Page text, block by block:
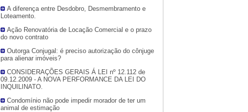
A diferença entre Desdobro, Desmembramento e
Loteamento.
Ação Renovatória de Locação Comercial e o prazo
do novo contrato
Outorga Conjugal: é preciso autorização do cônjuge
para alienar imóveis?
CONSIDERAÇÕES GERAIS Á LEI nº 12.112 de
09.12.2009 - A NOVA PERFORMANCE DA LEI DO
INQUILINATO.
Condomínio não pode impedir morador de ter um
animal de estimação